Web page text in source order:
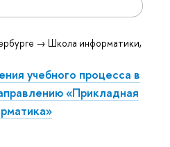
→ Школа информатики,
учебного процесса в
«Прикладная